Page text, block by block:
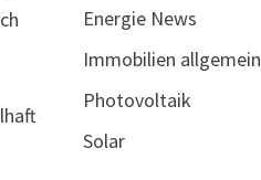
Energie News
Immobilien allgemein
Photovoltaik
Solar